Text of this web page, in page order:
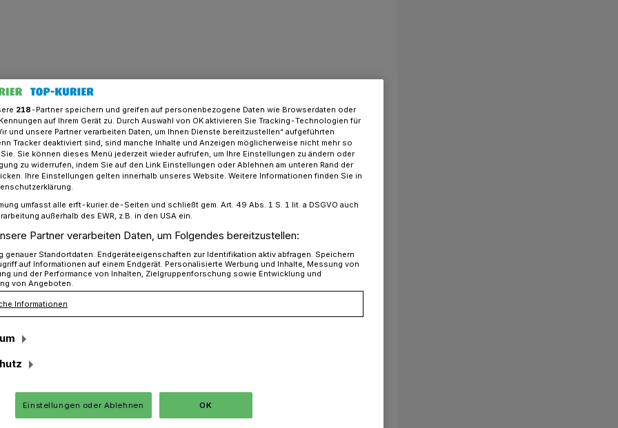
sich neu auf​
Weichen für
Jahre
hat die CDU Jüchen
für die kommenden Jahre
ist Justin Krönauer, der von seinen
Broisch und Stefan Heckhausen
218-Partner speichern und greifen auf personenbezogene Daten wie Browserdaten oder
auf Ihrem Gerät zu. Durch Auswahl von OK aktivieren Sie Tracking-Technologien für
und unsere Partner verarbeiten Daten, um Ihnen Dienste bereitzustellen“ aufgeführten
Tracker deaktiviert sind, sind manche Inhalte und Anzeigen möglicherweise nicht mehr so
Sie können dieses Menü jederzeit wieder aufrufen, um Ihre Einstellungen zu ändern oder
zu widerrufen, indem Sie auf den Link Einstellungen oder Ablehnen am unteren Rand der
Ihre Einstellungen gelten innerhalb unseres Website. Weitere Informationen finden Sie in
umfasst alle erft-kurier.de-Seiten und schließt gem. Art. 49 Abs. 1 S. 1 lit. a DSGVO auch
außerhalb des EWR, z.B. in den USA ein.
Partner verarbeiten Daten, um Folgendes bereitzustellen:
genauer Standortdaten. Endgeräteeigenschaften zur Identifikation aktiv abfragen. Speichern
auf Informationen auf einem Endgerät. Personalisierte Werbung und Inhalte, Messung von
und der Performance von Inhalten, Zielgruppenforschung sowie Entwicklung und
von Angeboten.
Informationen
Einstellungen oder Ablehnen OK